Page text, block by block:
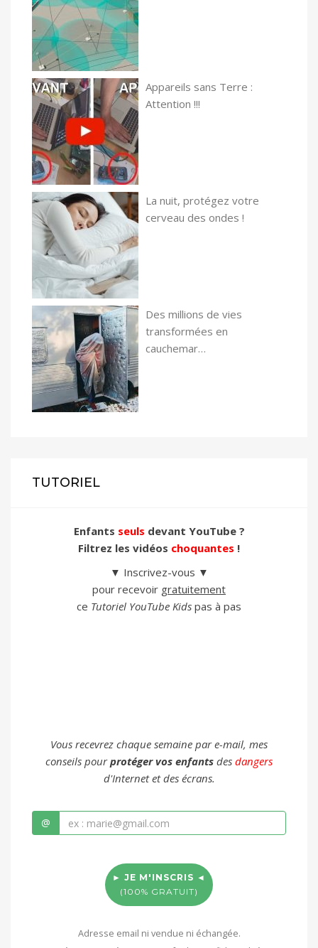
Appareils sans Terre :
Attention !!!
La nuit, protégez votre
cerveau des ondes !
Des millions de vies
transformées en
cauchemar…
TUTORIEL
Enfants seuls devant YouTube ?
Filtrez les vidéos choquantes !
▼ Inscrivez-vous ▼
pour recevoir gratuitement
ce Tutoriel YouTube Kids pas à pas
Vous recevrez chaque semaine par e-mail, mes
conseils pourprotéger vos enfants des dangers
d'Internet et des écrans.
@
► JE M'INSCRIS ◄
(100% GRATUIT)
Adresse email ni vendue ni échangée.